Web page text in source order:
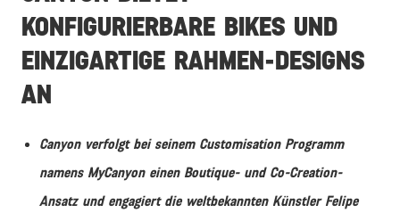
KONFIGURIERBARE BIKES UND
EINZIGARTIGE RAHMEN-DESIGNS
AN
Canyon verfolgt bei seinem Customisation Programm
namens MyCanyon einen Boutique- und Co-Creation-
Ansatz und engagiert die weltbekannten Künstler Felipe